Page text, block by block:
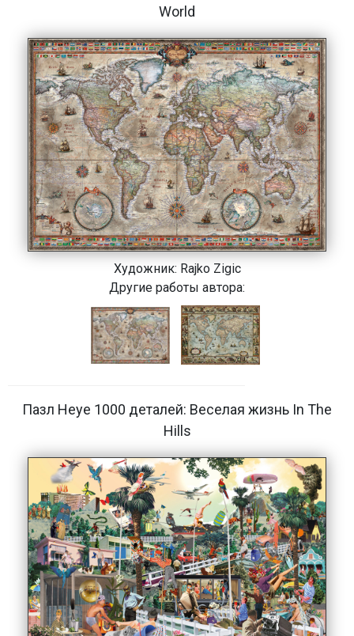
World
Художник: Rajko Zigic
Другие работы автора:
Пазл Heye 1000 деталей: Веселая жизнь In The
Hills